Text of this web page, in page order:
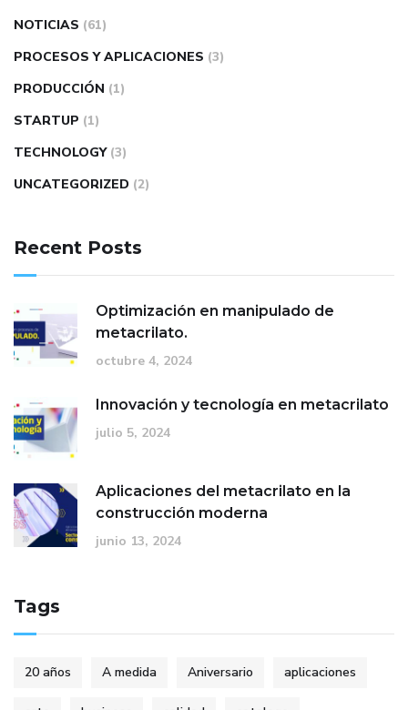
NOTICIAS (61)
PROCESOS Y APLICACIONES (3)
PRODUCCIÓN (1)
STARTUP (1)
TECHNOLOGY (3)
UNCATEGORIZED (2)
Recent Posts
Optimización en manipulado de
metacrilato.
octubre 4, 2024
Innovación y tecnología en metacrilato
julio 5, 2024
Aplicaciones del metacrilato en la
construcción moderna
junio 13, 2024
Tags
20 años A medida Aniversario aplicaciones